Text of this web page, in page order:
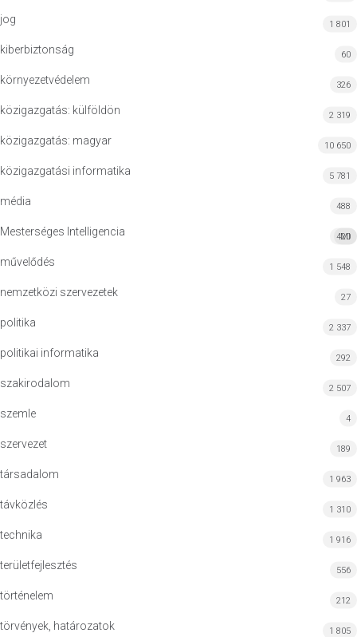
jog 1 801
kiberbiztonság 60
környezetvédelem 326
közigazgatás: külföldön 2 319
közigazgatás: magyar 10 650
közigazgatási informatika 5 781
média 488
Mesterséges Intelligencia MI
420
művelődés 1 548
nemzetközi szervezetek 27
politika 2 337
politikai informatika 292
szakirodalom 2 507
szemle 4
szervezet 189
társadalom 1 963
távközlés 1 310
technika 1 916
területfejlesztés 556
történelem 212
törvények, határozatok 1 805